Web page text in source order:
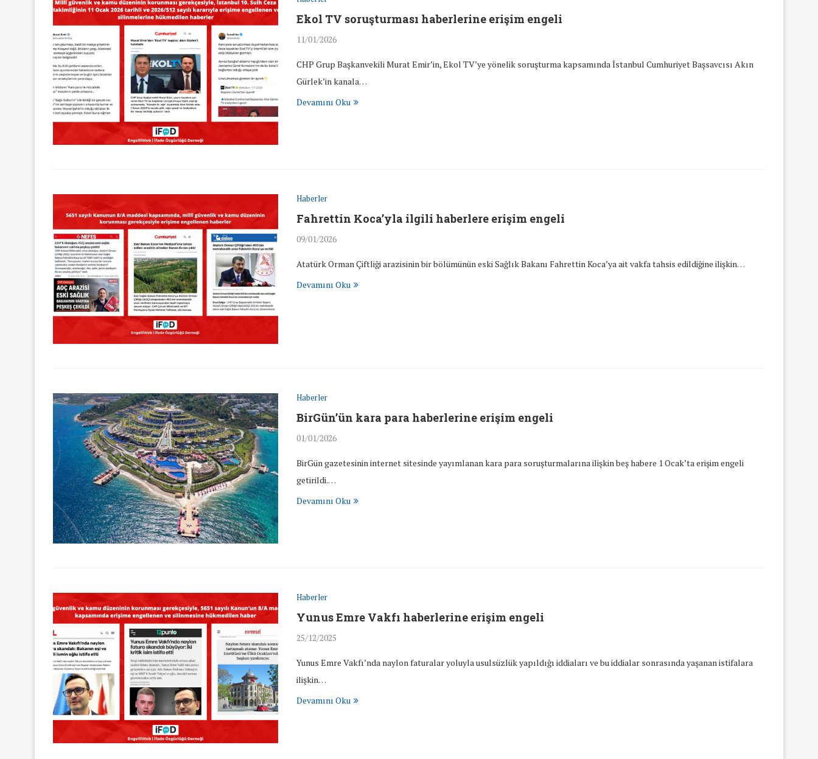
Ekol TV soruşturması haberlerine erişim engeli
11/01/2026
CHP Grup Başkanvekili Murat Emir’in, Ekol TV’ye yönelik soruşturma kapsamında İstanbul Cumhuriyet Başsavcısı Akın
Gürlek’in kanala…
Devamını Oku
Haberler
Fahrettin Koca’yla ilgili haberlere erişim engeli
09/01/2026
Atatürk Orman Çiftliği arazisinin bir bölümünün eski Sağlık Bakanı Fahrettin Koca’ya ait vakfa tahsis edildiğine ilişkin…
Devamını Oku
Haberler
BirGün’ün kara para haberlerine erişim engeli
01/01/2026
BirGün gazetesinin internet sitesinde yayımlanan kara para soruşturmalarına ilişkin beş habere 1 Ocak’ta erişim engeli
getirildi.…
Devamını Oku
Haberler
Yunus Emre Vakfı haberlerine erişim engeli
25/12/2025
Yunus Emre Vakfı’nda naylon faturalar yoluyla usulsüzlük yapıldığı iddiaları ve bu iddialar sonrasında yaşanan istifalara
ilişkin…
Devamını Oku